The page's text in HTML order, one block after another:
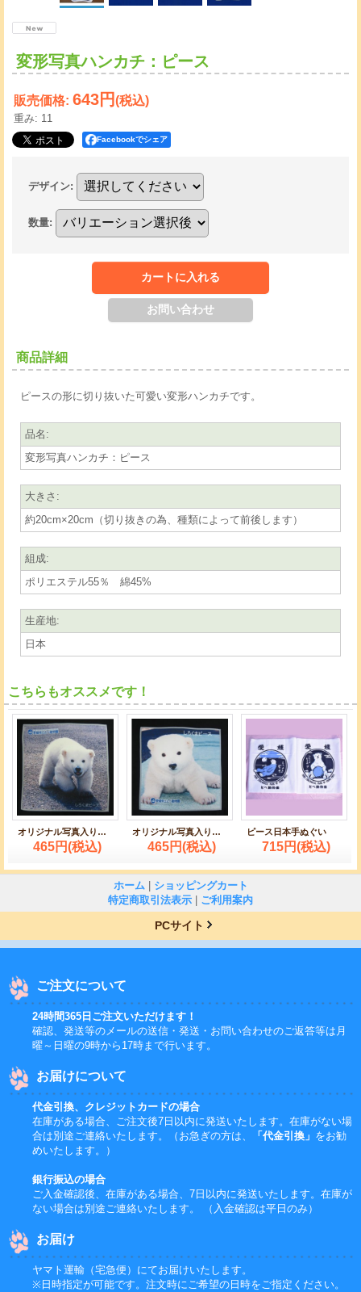
変形写真ハンカチ：ピース
販売価格: 643円(税込)
重み: 11
Facebookでシェア
デザイン:
数量:
商品詳細
ピースの形に切り抜いた可愛い変形ハンカチです。
品名 :
変形写真ハンカチ：ピース
大きさ :
約20cm×20cm（切り抜きの為、種類によって前後します）
組成:
ポリエステル55％ 綿45%
生産地:
日本
こちらもオススメです！
オリジナル写真入りハンカチ ： ピース歩く
465円(税込)
オリジナル写真入りハンカチ ： ピース座る
465円(税込)
ピース日本手ぬぐい
715円(税込)
ホーム
ショッピングカート
特定商取引法表示
ご利用案内
PCサイト
ご注文について
24時間365日ご注文いただけます！
確認、発送等のメールの送信・発送・お問い合わせのご返答等は月
曜～日曜の9時から17時まで行います。
お届けについて
代金引換、クレジットカードの場合
在庫がある場合、ご注文後7日以内に発送いたします。在庫がない場
合は別途ご連絡いたします。（お急ぎの方は、
「代金引換」 をお勧
めいたします。）
銀行振込の場合
ご入金確認後、在庫がある場合、7日以内に発送いたします。在庫が
ない場合は別途ご連絡いたします。 （入金確認は平日のみ）
お届け
ヤマト運輸（宅急便）にてお届けいたします。
※日時指定が可能です。注文時にご希望の日時をご指定ください。